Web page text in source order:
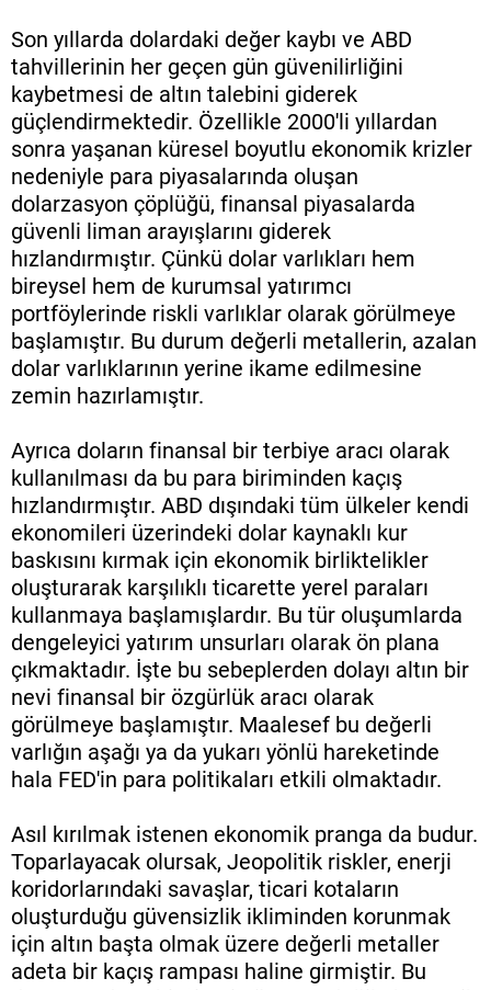
Son yıllarda dolardaki değer kaybı ve ABD
tahvillerinin her geçen gün güvenilirliğini
kaybetmesi de altın talebini giderek
güçlendirmektedir. Özellikle 2000'li yıllardan
sonra yaşanan küresel boyutlu ekonomik krizler
nedeniyle para piyasalarında oluşan
dolarzasyon çöplüğü, finansal piyasalarda
güvenli liman arayışlarını giderek
hızlandırmıştır. Çünkü dolar varlıkları hem
bireysel hem de kurumsal yatırımcı
portföylerinde riskli varlıklar olarak görülmeye
başlamıştır. Bu durum değerli metallerin, azalan
dolar varlıklarının yerine ikame edilmesine
zemin hazırlamıştır.
Ayrıca doların finansal bir terbiye aracı olarak
kullanılması da bu para biriminden kaçış
hızlandırmıştır. ABD dışındaki tüm ülkeler kendi
ekonomileri üzerindeki dolar kaynaklı kur
baskısını kırmak için ekonomik birliktelikler
oluşturarak karşılıklı ticarette yerel paraları
kullanmaya başlamışlardır. Bu tür oluşumlarda
dengeleyici yatırım unsurları olarak ön plana
çıkmaktadır. İşte bu sebeplerden dolayı altın bir
nevi finansal bir özgürlük aracı olarak
görülmeye başlamıştır. Maalesef bu değerli
varlığın aşağı ya da yukarı yönlü hareketinde
hala FED'in para politikaları etkili olmaktadır.
Asıl kırılmak istenen ekonomik pranga da budur.
Toparlayacak olursak, Jeopolitik riskler, enerji
koridorlarındaki savaşlar, ticari kotaların
oluşturduğu güvensizlik ikliminden korunmak
için altın başta olmak üzere değerli metaller
adeta bir kaçış rampası haline girmiştir. Bu